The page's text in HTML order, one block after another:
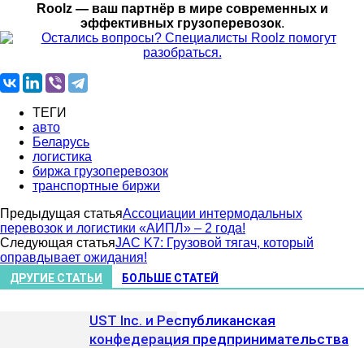
Roolz — ваш партнёр в мире современных и
эффективных грузоперевозок.
ТЕГИ
авто
Беларусь
логистика
биржа грузоперевозок
транспортные биржи
Предыдущая статьяАссоциации интермодальных
перевозок и логистики «АИПЛ» – 2 года!
Следующая статьяJAC K7: Грузовой тягач, который
оправдывает ожидания!
ДРУГИЕ СТАТЬИ БОЛЬШЕ СТАТЕЙ
UST Inc. и Республиканская
конфедерация предпринимательства